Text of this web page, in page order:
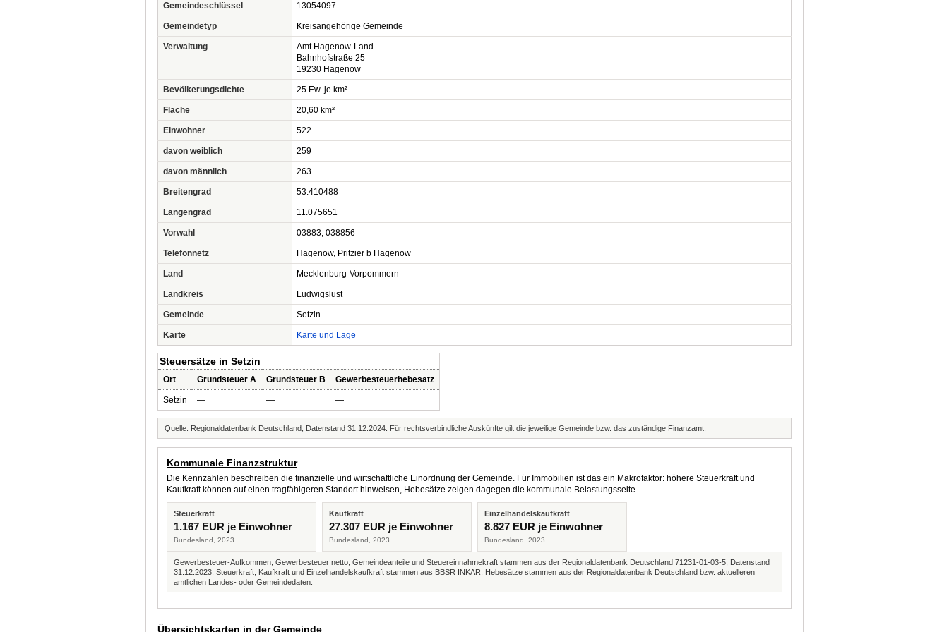
Gemeindeschlüssel 13054097
Gemeindetyp Kreisangehörige Gemeinde
Verwaltung
Amt Hagenow-Land
Bahnhofstraße 25
19230 Hagenow
Bevölkerungsdichte 25 Ew. je km²
Fläche 20,60 km²
Einwohner 522
davon weiblich 259
davon männlich 263
Breitengrad 53.410488
Längengrad 11.075651
Vorwahl 03883, 038856
Telefonnetz Hagenow, Pritzier b Hagenow
Land Mecklenburg-Vorpommern
Landkreis Ludwigslust
Gemeinde Setzin
Karte Karte und Lage
Steuersätze in Setzin
Ort Grundsteuer A Grundsteuer B Gewerbesteuerhebesatz
Setzin — — —
Quelle: Regionaldatenbank Deutschland, Datenstand 31.12.2024. Für rechtsverbindliche Auskünfte gilt die jeweilige Gemeinde bzw. das zuständige Finanzamt.
Kommunale Finanzstruktur
Die Kennzahlen beschreiben die finanzielle und wirtschaftliche Einordnung der Gemeinde. Für Immobilien ist das ein Makrofaktor: höhere Steuerkraft und
Kaufkraft können auf einen tragfähigeren Standort hinweisen, Hebesätze zeigen dagegen die kommunale Belastungsseite.
Steuerkraft
1.167 EUR je Einwohner
Bundesland, 2023
Kaufkraft
27.307 EUR je Einwohner
Bundesland, 2023
Einzelhandelskaufkraft
8.827 EUR je Einwohner
Bundesland, 2023
Gewerbesteuer-Aufkommen, Gewerbesteuer netto, Gemeindeanteile und Steuereinnahmekraft stammen aus der Regionaldatenbank Deutschland 71231-01-03-5, Datenstand
31.12.2023. Steuerkraft, Kaufkraft und Einzelhandelskaufkraft stammen aus BBSR INKAR. Hebesätze stammen aus der Regionaldatenbank Deutschland bzw. aktuelleren
amtlichen Landes- oder Gemeindedaten.
Übersichtskarten in der Gemeinde